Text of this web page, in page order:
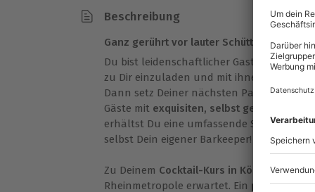
Beschreibung
Ganz gerührt vor lauter Schütteln
Du bist leidenschaftlicher Gastgeber und
zu Dir einzuladen und mit ihnen
Dann setz Deiner nächsten Party das i-
Gäste mit exquisiten, selbst gemachten
erhältst Du eine umfassende Schulung
selbst Dein eigener Barkeeper!
Zu Deinem Cocktail-Kurs in Köln
wirst Du
Rheinmetropole erwartet. Ein